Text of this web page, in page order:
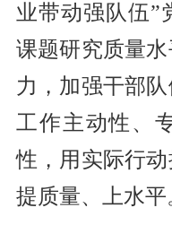
业带动强队伍”
课题研究质量
力，加强干部
工作主动性、
性，用实际行
提质量、上水平